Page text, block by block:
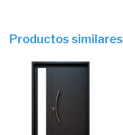
Productos similares